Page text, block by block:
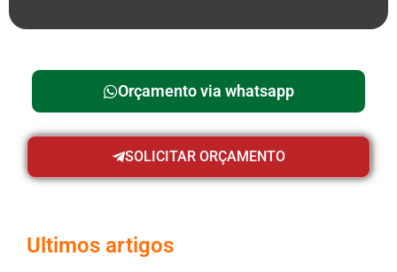
Orçamento via whatsapp
SOLICITAR ORÇAMENTO
Ultimos artigos